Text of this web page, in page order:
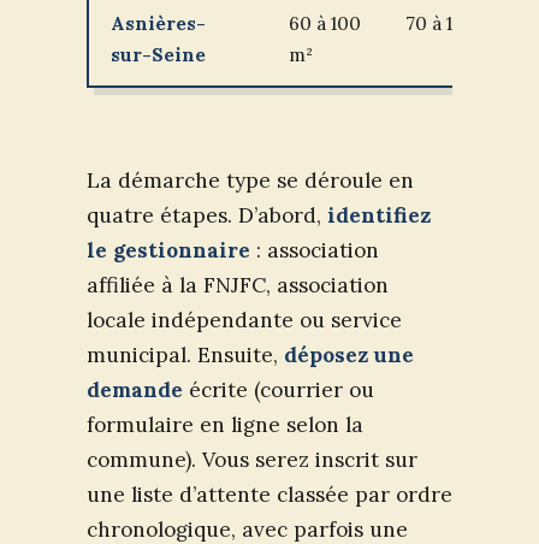
Asnières-
sur-Seine
60 à 100
m²
70 à 110 €
La démarche type se déroule en
quatre étapes. D’abord, identifiez
le gestionnaire : association
affiliée à la FNJFC, association
locale indépendante ou service
municipal. Ensuite, déposez une
demande écrite (courrier ou
formulaire en ligne selon la
commune). Vous serez inscrit sur
une liste d’attente classée par ordre
chronologique, avec parfois une